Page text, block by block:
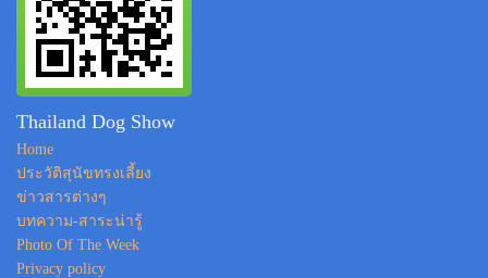
Thailand Dog Show
Home
ประวัติสุนัขทรงเลี้ยง
ข่าวสารต่างๆ
บทความ-สาระน่ารู้
Photo Of The Week
Privacy policy